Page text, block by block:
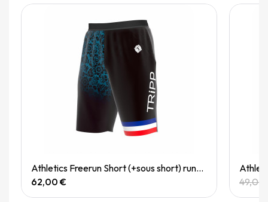
Quick View
Athletics Freerun Short (+sous short) running (M)
62,00 €
49,00